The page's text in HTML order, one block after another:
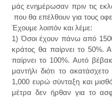
μάς ενημέρωσαν πριν τις
που θα επέλθουν για τους
Έχουμε λοιπόν και λέμε:
1) Όσοι έχουν πάνω από
κράτος θα παίρνει το
παίρνει το 100%. Αυτό
μαντήλι διότι το
1,000 ευρώ σύνταξη και
μέτρα δεν ήρθαν για το